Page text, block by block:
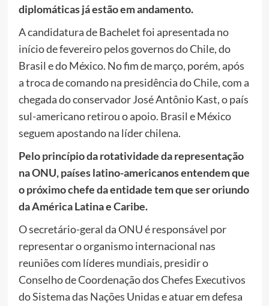
diplomáticas já estão em andamento.
A candidatura de Bachelet foi apresentada no
início de fevereiro pelos governos do Chile, do
Brasil e do México. No fim de março, porém, após
a troca de comando na presidência do Chile, com a
chegada do conservador José Antônio Kast, o país
sul-americano retirou o apoio. Brasil e México
seguem apostando na líder chilena.
Pelo princípio da rotatividade da representação
na ONU, países latino-americanos entendem que
o próximo chefe da entidade tem que ser oriundo
da América Latina e Caribe.
O secretário-geral da ONU é responsável por
representar o organismo internacional nas
reuniões com líderes mundiais, presidir o
Conselho de Coordenação dos Chefes Executivos
do Sistema das Nações Unidas e atuar em defesa